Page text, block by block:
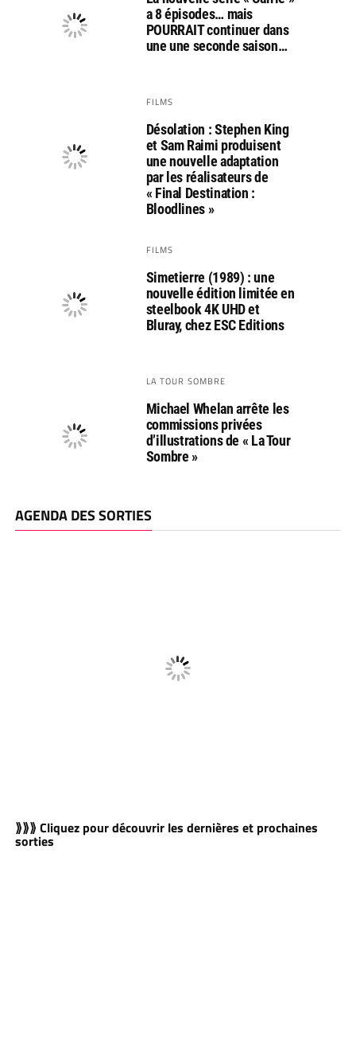
a 8 épisodes… mais
POURRAIT continuer dans
une une seconde saison…
FILMS
Désolation : Stephen King
et Sam Raimi produisent
une nouvelle adaptation
par les réalisateurs de
« Final Destination :
Bloodlines »
FILMS
Simetierre (1989) : une
nouvelle édition limitée en
steelbook 4K UHD et
Bluray, chez ESC Editions
LA TOUR SOMBRE
Michael Whelan arrête les
commissions privées
d’illustrations de « La Tour
Sombre »
AGENDA DES SORTIES
⟫⟫⟫ Cliquez pour découvrir les dernières et prochaines
sorties